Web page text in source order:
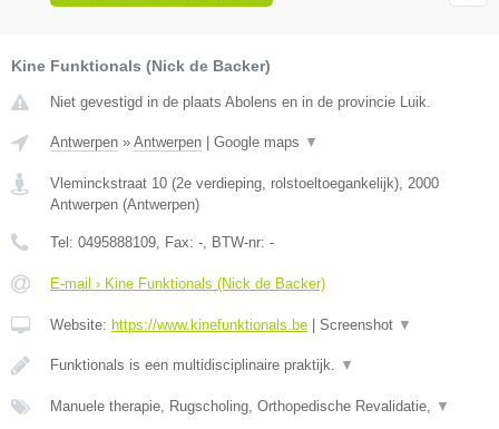
Kine Funktionals (Nick de Backer)
Niet gevestigd in de plaats Abolens en in de provincie Luik.
Antwerpen » Antwerpen | Google maps ▼
Vleminckstraat 10 (2e verdieping, rolstoeltoegankelijk) 2000
Antwerpen (Antwerpen)
Tel: 0495888109 , Fax: - , BTW-nr: -
E-mail › Kine Funktionals (Nick de Backer)
Website: https://www.kinefunktionals.be | Screenshot ▼
Funktionals is een multidisciplinaire praktijk. ▼
Manuele therapie, Rugscholing, Orthopedische Revalidatie, ▼